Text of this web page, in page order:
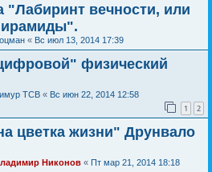
"Лабиринт вечности, или
« Вс июл 13, 2014 17:39
физический
ТСВ « Вс июн 22, 2014 12:58
1 2
цветка жизни" Друнвало
Никонов « Пт мар 21, 2014 18:18